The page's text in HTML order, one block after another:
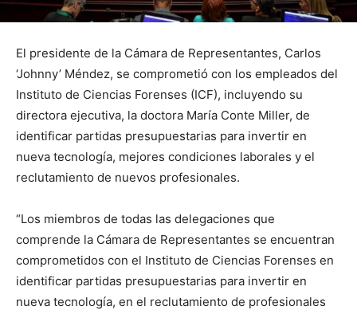
El presidente de la Cámara de Representantes, Carlos
‘Johnny’ Méndez, se comprometió con los empleados del
Instituto de Ciencias Forenses (ICF), incluyendo su
directora ejecutiva, la doctora María Conte Miller, de
identificar partidas presupuestarias para invertir en
nueva tecnología, mejores condiciones laborales y el
reclutamiento de nuevos profesionales.
“Los miembros de todas las delegaciones que
comprende la Cámara de Representantes se encuentran
comprometidos con el Instituto de Ciencias Forenses en
identificar partidas presupuestarias para invertir en
nueva tecnología, en el reclutamiento de profesionales